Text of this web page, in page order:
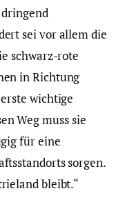
sei vor allem die
schwarz-rote
in Richtung
wichtige
Weg muss sie
für eine
sorgen.
bleibt.“